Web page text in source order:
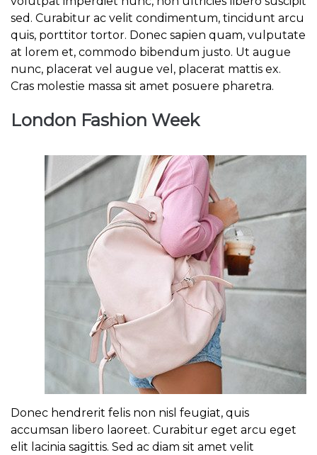
sed. Curabitur ac velit condimentum, tincidunt arcu
quis, porttitor tortor. Donec sapien quam, vulputate
at lorem et, commodo bibendum justo. Ut augue
nunc, placerat vel augue vel, placerat mattis ex.
Cras molestie massa sit amet posuere pharetra.
London Fashion Week
Donec hendrerit felis non nisl feugiat, quis
accumsan libero laoreet. Curabitur eget arcu eget
elit lacinia sagittis. Sed ac diam sit amet velit